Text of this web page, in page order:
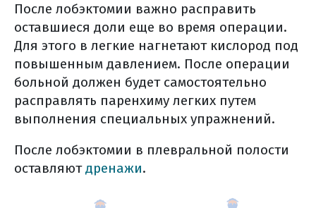
время лечения
лучевая терапия рака легкого
принципы лучевой терапии
виды лучевой терапии при
раке легкого
наиболее частые осложнения
легких
лучевая терапия (общая
информация)
После лобэктомии важно расправить
оставшиеся доли еще во время операции.
Для этого в легкие нагнетают кислород под
повышенным давлением. После операции
больной должен будет самостоятельно
расправлять паренхиму легких путем
выполнения специальных упражнений.
После лобэктомии в плевральной полости
оставляютдренажи.